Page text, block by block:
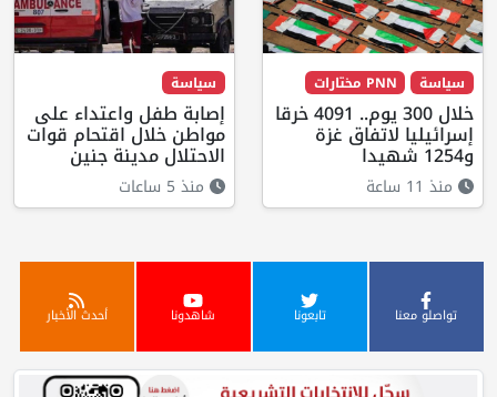
سياسة PNN مختارات
خلال 300 يوم.. 4091 خرقا
إسرائيليا لاتفاق غزة
و1254 شهيدا
منذ 11 ساعة
سياسة
إصابة طفل واعتداء على
مواطن خلال اقتحام قوات
الاحتلال مدينة جنين
منذ 5 ساعات
تواصلو معنا تابعونا شاهدونا أحدث الأخبار